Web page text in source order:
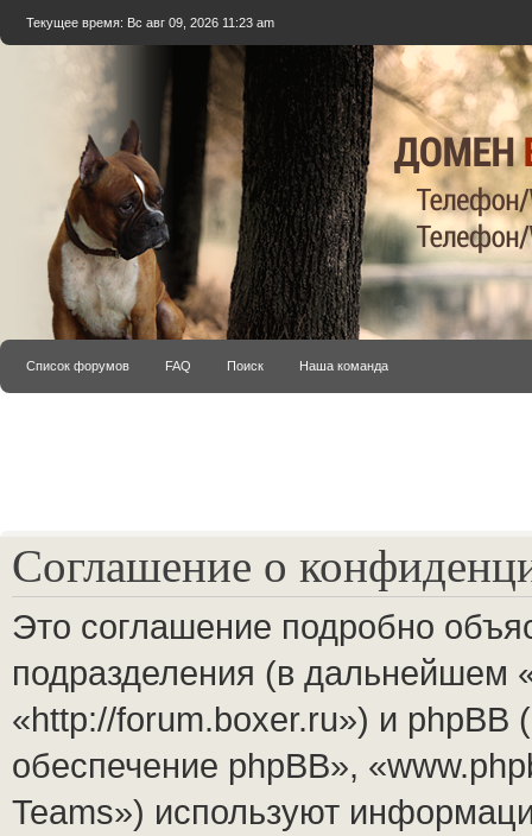
Текущее время: Вс авг 09, 2026 11:23 am
Список форумов FAQ Поиск Наша команда
Соглашение о
Это соглашение подробно
подразделения (в
«http://forum.boxer.ru») и
обеспечение phpBB»,
Teams») используют